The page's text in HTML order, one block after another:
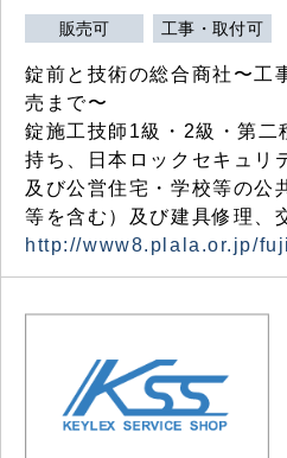
販売可 工事・取付可
錠前と技術の総合商社〜工
売まで〜
錠施工技師1級・2級・第二
持ち、日本ロックセキュリ
及び公営住宅・学校等の公
等を含む）及び建具修理、
http://www8.plala.or.jp/